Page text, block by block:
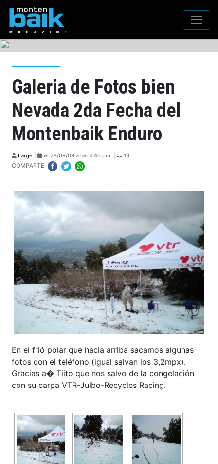
Galeria de Fotos bien
Nevada 2da Fecha del
Montenbaik Enduro
Large el 28/09/09 a las 4:40 pm. | 13
COMPARTE
En el frió polar que hacia arriba sacamos algunas
fotos con el teléfono (igual salvan los 3,2mpx).
Gracias a� Tiito que nos salvo de la congelación
con su carpa VTR-Julbo-Recycles Racing.